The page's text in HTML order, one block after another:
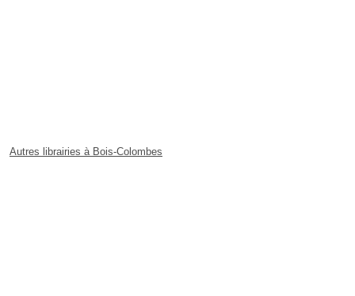
Autres librairies à Bois-Colombes